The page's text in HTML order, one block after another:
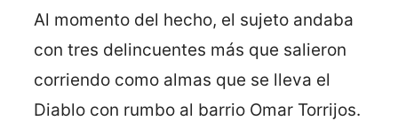
Al momento del hecho, el sujeto andaba
con tres delincuentes más que salieron
corriendo como almas que se lleva el
Diablo con rumbo al barrio Omar Torrijos.